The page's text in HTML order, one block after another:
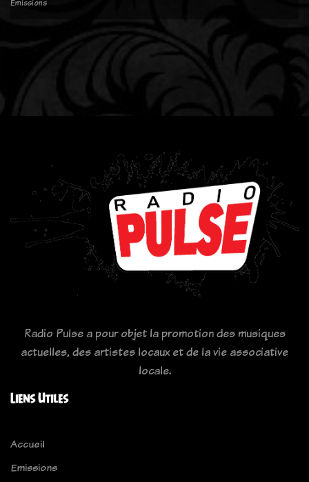
Emissions
Radio Pulse a pour objet la promotion des musiques
actuelles, des artistes locaux et de la vie associative
locale.
Liens Utiles
Accueil
Emissions